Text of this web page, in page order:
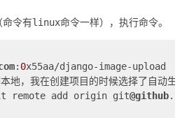
: 0x55aa/django-image-upload
，我在创建项目的时候选择了自动生
remote add origin git@github.